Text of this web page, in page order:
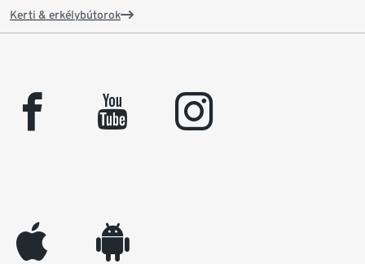
Kerti & erkélybútorok
facebook youtube instagram
appleinc android